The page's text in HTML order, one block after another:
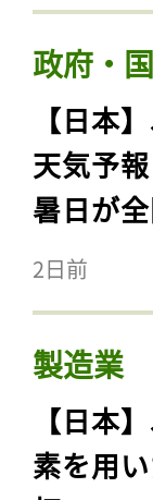
政府・
【日本
天気予
暑日が
2日前
製造業
【日本
素を用